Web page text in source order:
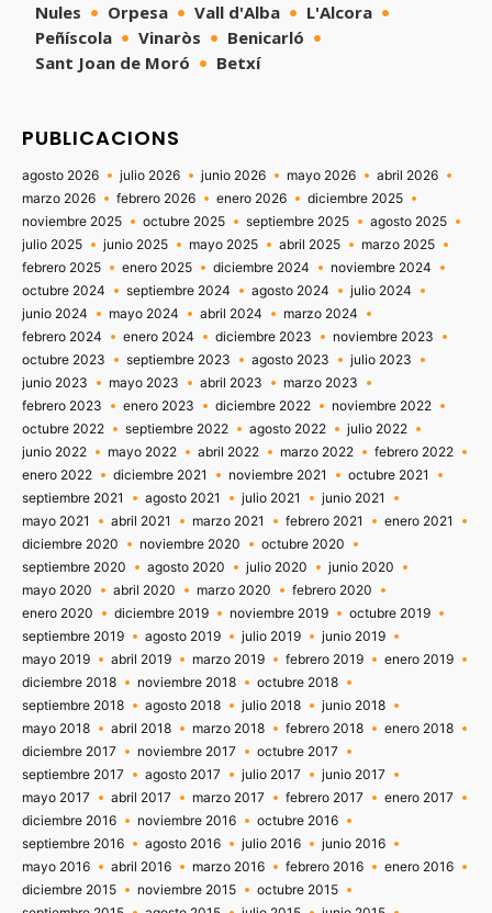
Nules
Orpesa Vall d'Alba
L'Alcora
Peñíscola
Vinaròs
Benicarló
Sant Joan de Moró
Betxí
PUBLICACIONS
agosto 2026 julio 2026 junio 2026 mayo 2026
abril 2026
marzo 2026
febrero 2026 enero 2026
diciembre 2025
noviembre 2025
octubre 2025 septiembre 2025
agosto 2025
julio 2025
junio 2025 mayo 2025 abril 2025
marzo 2025
febrero 2025
enero 2025 diciembre 2024
noviembre 2024
octubre 2024
septiembre 2024 agosto 2024
julio 2024
junio 2024
mayo 2024 abril 2024
marzo 2024
febrero 2024
enero 2024 diciembre 2023
noviembre 2023
octubre 2023
septiembre 2023 agosto 2023
julio 2023
junio 2023
mayo 2023 abril 2023
marzo 2023
febrero 2023
enero 2023 diciembre 2022
noviembre 2022
octubre 2022
septiembre 2022 agosto 2022
julio 2022
junio 2022
mayo 2022 abril 2022 marzo 2022
febrero 2022
enero 2022
diciembre 2021 noviembre 2021
octubre 2021
septiembre 2021
agosto 2021 julio 2021
junio 2021
mayo 2021
abril 2021 marzo 2021 febrero 2021
enero 2021
diciembre 2020
noviembre 2020
octubre 2020
septiembre 2020
agosto 2020 julio 2020
junio 2020
mayo 2020
abril 2020 marzo 2020
febrero 2020
enero 2020
diciembre 2019 noviembre 2019
octubre 2019
septiembre 2019
agosto 2019 julio 2019
junio 2019
mayo 2019
abril 2019 marzo 2019 febrero 2019
enero 2019
diciembre 2018
noviembre 2018
octubre 2018
septiembre 2018
agosto 2018 julio 2018
junio 2018
mayo 2018
abril 2018 marzo 2018 febrero 2018
enero 2018
diciembre 2017
noviembre 2017
octubre 2017
septiembre 2017
agosto 2017 julio 2017
junio 2017
mayo 2017
abril 2017 marzo 2017 febrero 2017
enero 2017
diciembre 2016
noviembre 2016
octubre 2016
septiembre 2016
agosto 2016 julio 2016
junio 2016
mayo 2016
abril 2016 marzo 2016 febrero 2016
enero 2016
diciembre 2015
noviembre 2015
octubre 2015